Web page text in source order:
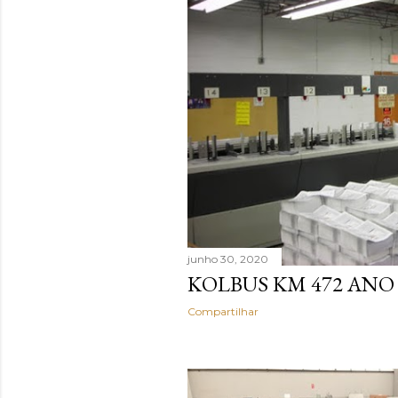
a
e
s
junho 30, 2020
KOLBUS KM 472 ANO
Compartilhar